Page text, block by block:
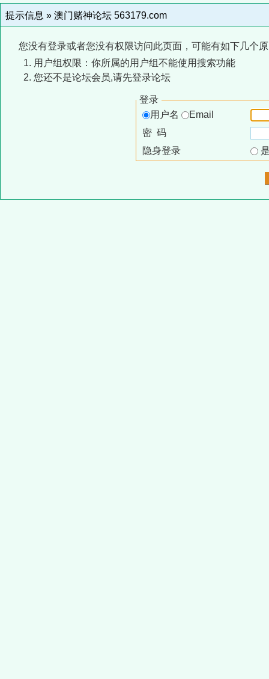
提示信息 » 澳门赌神论坛 563179.com
您没有登录或者您没有权限访问此页面，可能有如下几个
用户组权限：你所属的用户组不能使用搜索功能
您还不是论坛会员,请先登录论坛
登录
用户名
Email
密 码
隐身登录